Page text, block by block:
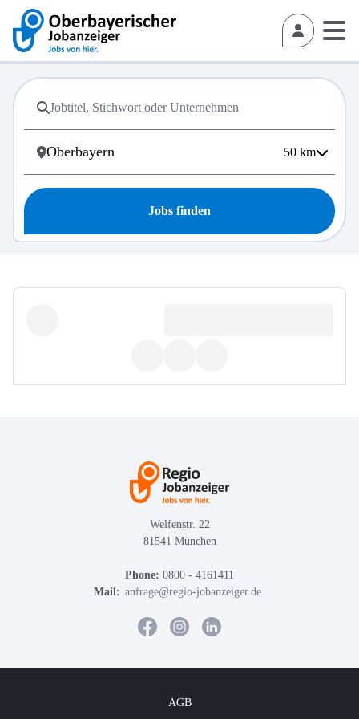
50 km
Jobs finden
Welfenstr. 22
81541 München
Phone: 0800 - 4161411
Mail: anfrage@regio-jobanzeiger.de
AGB